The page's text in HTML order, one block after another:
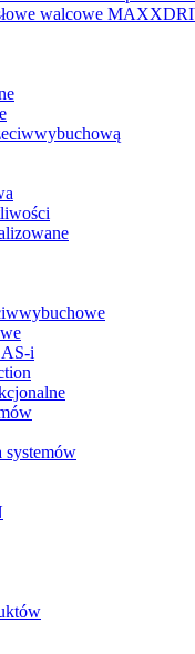
walcowe
i
systemów